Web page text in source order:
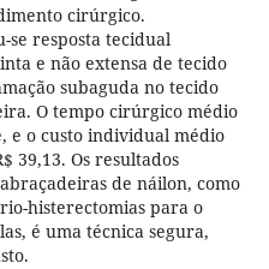
cirúrgico.
se resposta tecidual
e não extensa de tecido
subaguda no tecido
O tempo cirúrgico médio
e o custo individual médio
39,13. Os resultados
de náilon, como
histerectomias para o
é uma técnica segura,